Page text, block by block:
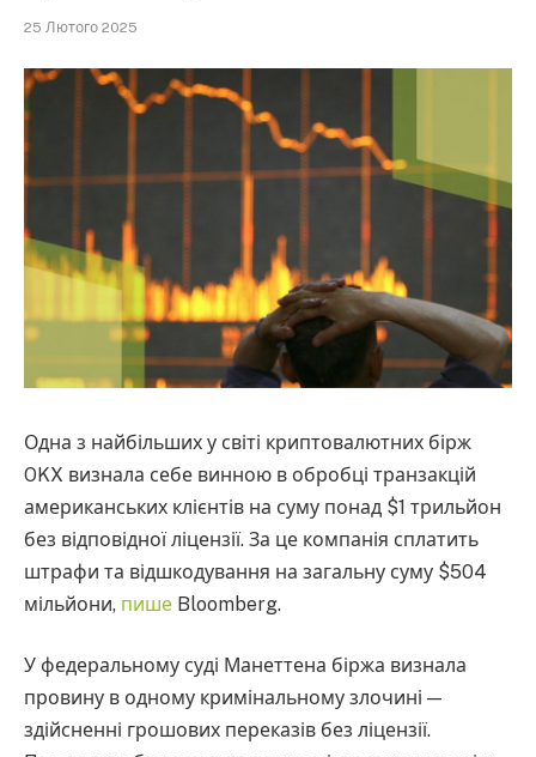
25 Лютого 2025
Одна з найбільших у світі криптовалютних бірж
OKX визнала себе винною в обробці транзакцій
американських клієнтів на суму понад $1 трильйон
без відповідної ліцензії. За це компанія сплатить
штрафи та відшкодування на загальну суму $504
мільйони, пише Bloomberg.
У федеральному суді Манеттена біржа визнала
провину в одному кримінальному злочині —
здійсненні грошових переказів без ліцензії.